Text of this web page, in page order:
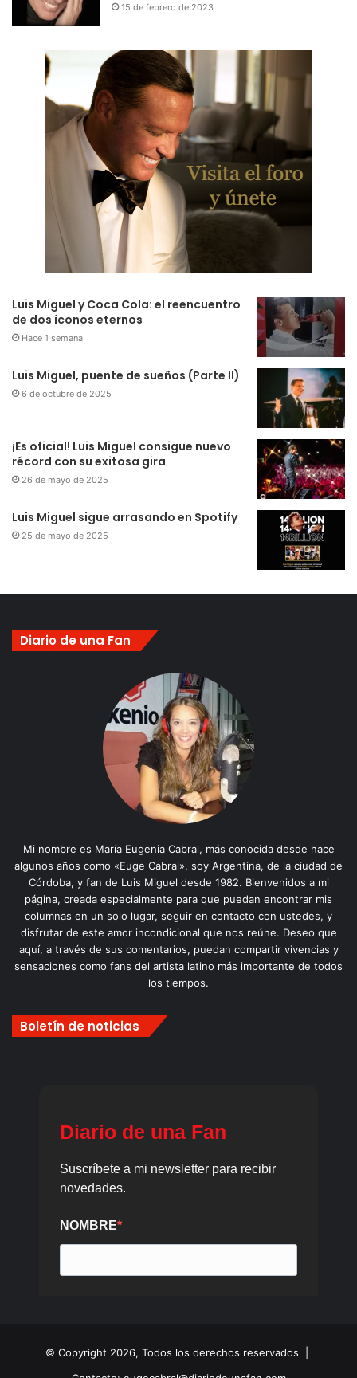
15 de febrero de 2023
Luis Miguel y Coca Cola: el reencuentro
de dos íconos eternos
Hace 1 semana
Luis Miguel, puente de sueños (Parte II)
6 de octubre de 2025
¡Es oficial! Luis Miguel consigue nuevo
récord con su exitosa gira
26 de mayo de 2025
Luis Miguel sigue arrasando en Spotify
25 de mayo de 2025
Diario de una Fan
Mi nombre es María Eugenia Cabral, más conocida desde hace
algunos años como «Euge Cabral», soy Argentina, de la ciudad de
Córdoba, y fan de Luis Miguel desde 1982. Bienvenidos a mi
página, creada especialmente para que puedan encontrar mis
columnas en un solo lugar, seguir en contacto con ustedes, y
disfrutar de este amor incondicional que nos reúne. Deseo que
aquí, a través de sus comentarios, puedan compartir vivencias y
sensaciones como fans del artista latino más importante de todos
los tiempos.
Boletín de noticias
© Copyright 2026, Todos los derechos reservados |